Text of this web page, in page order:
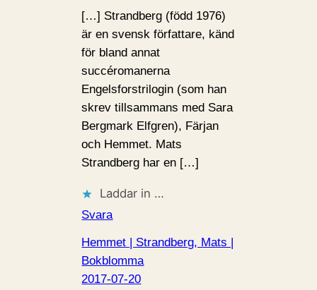
[…] Strandberg (född 1976)
är en svensk författare, känd
för bland annat
succéromanerna
Engelsforstrilogin (som han
skrev tillsammans med Sara
Bergmark Elfgren), Färjan
och Hemmet. Mats
Strandberg har en […]
Laddar in …
Svara
Hemmet | Strandberg, Mats |
Bokblomma
2017-07-20